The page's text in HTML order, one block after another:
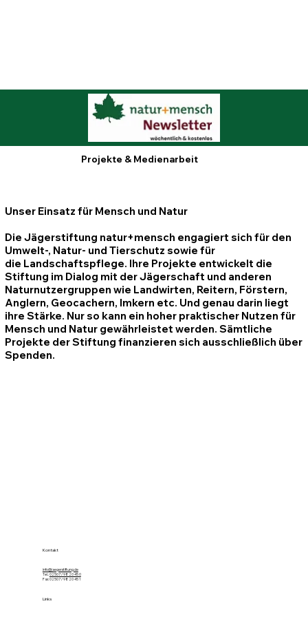
Projekte & Medienarbeit
Unser Einsatz für Mensch und Natur
Die Jägerstiftung natur+mensch engagiert sich für den
Umwelt-, Natur- und Tierschutz sowie für
die Landschaftspflege. Ihre Projekte entwickelt die
Stiftung im Dialog mit der Jägerschaft und anderen
Naturnutzergruppen wie Landwirten, Reitern, Förstern,
Anglern, Geocachern, Imkern etc. Und genau darin liegt
ihre Stärke. Nur so kann ein hoher praktischer Nutzen für
Mensch und Natur gewährleistet werden. Sämtliche
Projekte der Stiftung finanzieren sich ausschließlich über
Spenden.
Links
info@jaegerstiftung.de
Tel.:02507 / 98 20 45 0
Fax: 02507 / 98 20 45 1
Kontakt